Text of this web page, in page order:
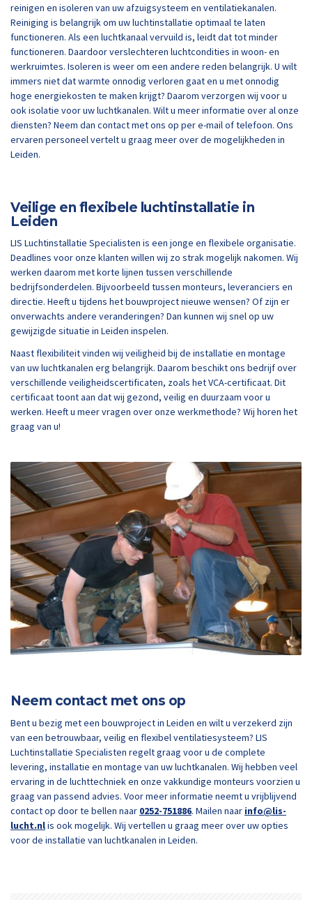
reinigen en isoleren van uw afzuigsysteem en ventilatiekanalen.
Reiniging is belangrijk om uw luchtinstallatie optimaal te laten
functioneren. Als een luchtkanaal vervuild is, leidt dat tot minder
functioneren. Daardoor verslechteren luchtcondities in woon- en
werkruimtes. Isoleren is weer om een andere reden belangrijk. U wilt
immers niet dat warmte onnodig verloren gaat en u met onnodig
hoge energiekosten te maken krijgt? Daarom verzorgen wij voor u
ook isolatie voor uw luchtkanalen. Wilt u meer informatie over al onze
diensten? Neem dan contact met ons op per e-mail of telefoon. Ons
ervaren personeel vertelt u graag meer over de mogelijkheden in
Leiden.
Veilige en flexibele luchtinstallatie in
Leiden
LIS Luchtinstallatie Specialisten is een jonge en flexibele organisatie.
Deadlines voor onze klanten willen wij zo strak mogelijk nakomen. Wij
werken daarom met korte lijnen tussen verschillende
bedrijfsonderdelen. Bijvoorbeeld tussen monteurs, leveranciers en
directie. Heeft u tijdens het bouwproject nieuwe wensen? Of zijn er
onverwachts andere veranderingen? Dan kunnen wij snel op uw
gewijzigde situatie in Leiden inspelen.
Naast flexibiliteit vinden wij veiligheid bij de installatie en montage
van uw luchtkanalen erg belangrijk. Daarom beschikt ons bedrijf over
verschillende veiligheidscertificaten, zoals het VCA-certificaat. Dit
certificaat toont aan dat wij gezond, veilig en duurzaam voor u
werken. Heeft u meer vragen over onze werkmethode? Wij horen het
graag van u!
Neem contact met ons op
Bent u bezig met een bouwproject in Leiden en wilt u verzekerd zijn
van een betrouwbaar, veilig en flexibel ventilatiesysteem? LIS
Luchtinstallatie Specialisten regelt graag voor u de complete
levering, installatie en montage van uw luchtkanalen. Wij hebben veel
ervaring in de luchttechniek en onze vakkundige monteurs voorzien u
graag van passend advies. Voor meer informatie neemt u vrijblijvend
contact op door te bellen naar 0252-751886. Mailen naar info@lis-
lucht.nlis ook mogelijk. Wij vertellen u graag meer over uw opties
voor de installatie van luchtkanalen in Leiden.